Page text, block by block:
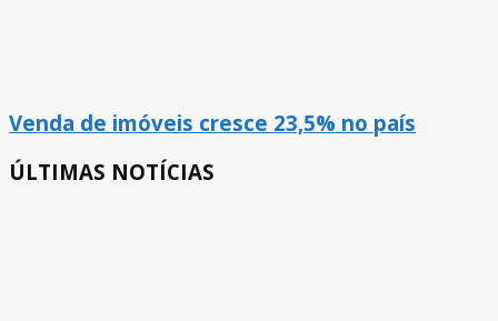
Venda de imóveis cresce 23,5% no país
ÚLTIMAS NOTÍCIAS